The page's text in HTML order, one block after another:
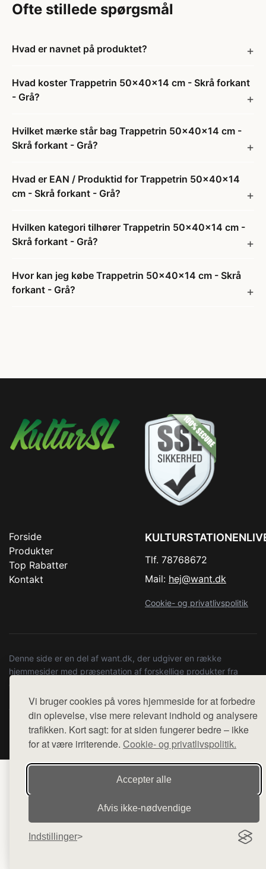
Vi bruger cookies på vores hjemmeside for at forbedre
din oplevelse, vise mere relevant indhold og analysere
trafikken. Kort sagt: for at siden fungerer bedre – ikke
for at være irriterende. Cookie- og privatlivspolitik.
Accepter alle
Afvis ikke‑nødvendige
Indstillinger
Ofte stillede spørgsmål
Hvad er navnet på produktet?
Hvad koster Trappetrin 50x40x14 cm - Skrå forkant
- Grå?
Hvilket mærke står bag Trappetrin 50x40x14 cm -
Skrå forkant - Grå?
Hvad er EAN / Produktid for Trappetrin 50x40x14
cm - Skrå forkant - Grå?
Hvilken kategori tilhører Trappetrin 50x40x14 cm -
Skrå forkant - Grå?
Hvor kan jeg købe Trappetrin 50x40x14 cm - Skrå
forkant - Grå?
Forside
Produkter
Top Rabatter
Kontakt
Tlf. 78768672
Mail: hej@want.dk
Cookie- og privatlivspolitik
Denne side er en del af want.dk, der udgiver en række
hjemmesider med præsentation af forskellige produkter fra
diverse webshops. Der sælges ikke varer fra denne side - vi
henviser til de shops, som sælger varen. Vi har heller ikke
varerne på lager.
© 2026 kulturstationenlive.dk. Alle rettigheder forbeholdes.